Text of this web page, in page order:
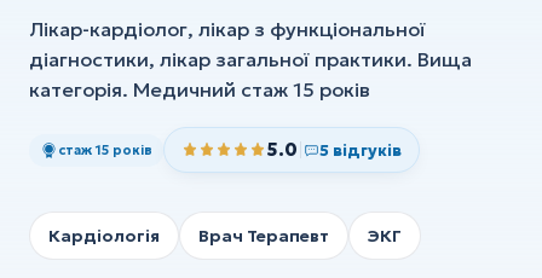
Лікар-кардіолог, лікар з функціональної
діагностики, лікар загальної практики. Вища
категорія. Медичний стаж 15 років
стаж 15 років 5.0 5 відгуків
Кардіологія Врач Терапевт ЭКГ